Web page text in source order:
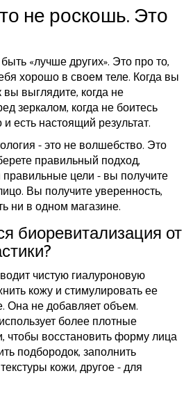
не роскошь. Это
«лучше других». Это про то,
хорошо в своем теле. Когда вы
выглядите, когда не
зеркалом, когда не боитесь
есть настоящий результат.
- это не волшебство. Это
правильный подход,
цели - вы получите
Вы получите уверенность,
ни в одном магазине.
биоревитализация от
чистую гиалуроновую
кожу и стимулировать ее
Она не добавляет объем.
более плотные
чтобы восстановить форму лица
подбородок, заполнить
кожи, другое - для